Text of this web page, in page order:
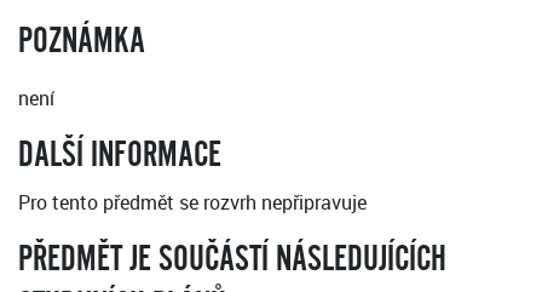
POZNÁMKA
není
DALŠÍ INFORMACE
Pro tento předmět se rozvrh nepřipravuje
PŘEDMĚT JE SOUČÁSTÍ NÁSLEDUJÍCÍCH